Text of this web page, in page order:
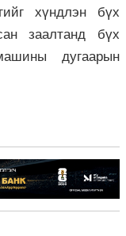
хүндлэн бүх
заалтанд бүх
дугаарын